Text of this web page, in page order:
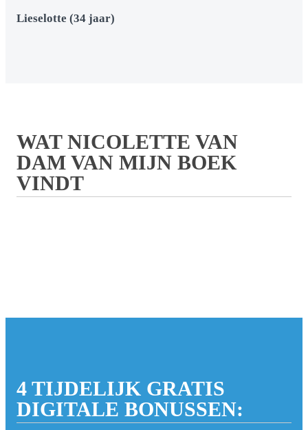
Lieselotte (34 jaar)
WAT NICOLETTE VAN
DAM VAN MIJN BOEK
VINDT
4 TIJDELIJK GRATIS
DIGITALE BONUSSEN: